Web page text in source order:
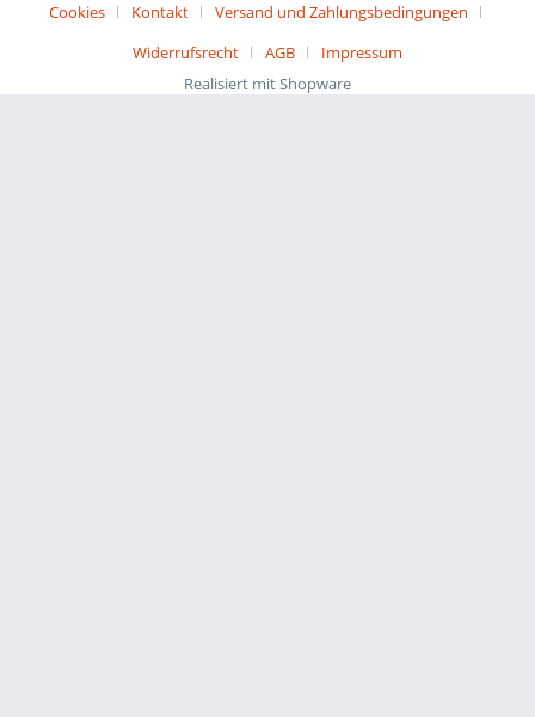
Cookies Kontakt
Versand und Zahlungsbedingungen
Widerrufsrecht
AGB
Impressum
Realisiert mit Shopware